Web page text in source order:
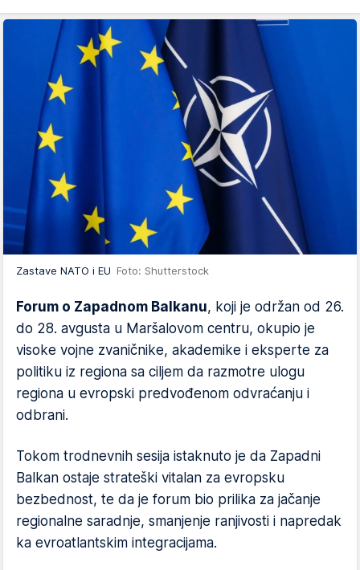
Zastave NATO i EU Foto: Shutterstock
Forum o Zapadnom Balkanu, koji je održan od 26.
do 28. avgusta u Maršalovom centru, okupio je
visoke vojne zvaničnike, akademike i eksperte za
politiku iz regiona sa ciljem da razmotre ulogu
regiona u evropski predvođenom odvraćanju i
odbrani.
Tokom trodnevnih sesija istaknuto je da Zapadni
Balkan ostaje strateški vitalan za evropsku
bezbednost, te da je forum bio prilika za jačanje
regionalne saradnje, smanjenje ranjivosti i napredak
ka evroatlantskim integracijama.